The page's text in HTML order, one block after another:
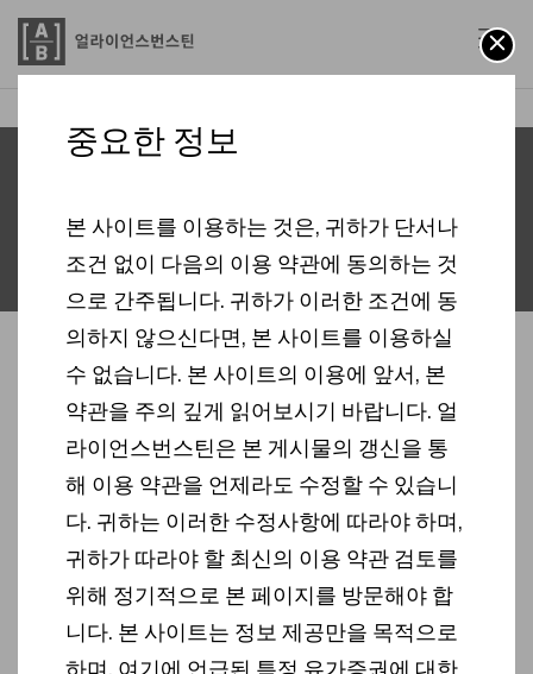
경영공시
2026
2026년 2분기 영업보고서
(2026/08/03)
PDF
임시주주총회 결과 공시
(2026/05/28)
PDF
자본감소에 따른 채권자 이의 및 주
권제출 공고
PDF
중요한 정보
본 사이트를 이용하는 것은, 귀하가 단서나
조건 없이 다음의 이용 약관에 동의하는 것
으로 간주됩니다. 귀하가 이러한 조건에 동
의하지 않으신다면, 본 사이트를 이용하실
수 없습니다. 본 사이트의 이용에 앞서, 본
약관을 주의 깊게 읽어보시기 바랍니다. 얼
라이언스번스틴은 본 게시물의 갱신을 통
해 이용 약관을 언제라도 수정할 수 있습니
다. 귀하는 이러한 수정사항에 따라야 하며,
귀하가 따라야 할 최신의 이용 약관 검토를
위해 정기적으로 본 페이지를 방문해야 합
니다. 본 사이트는 정보 제공만을 목적으로